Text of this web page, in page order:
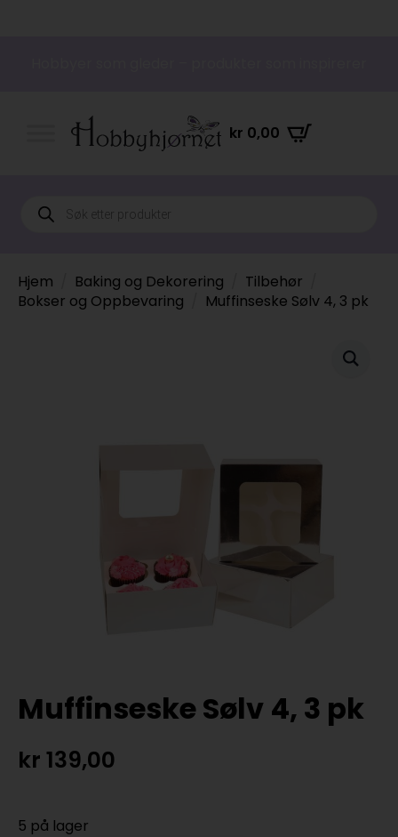
kr 0,00
Products
search
Hjem Baking og Dekorering
Tilbehør
Bokser og Oppbevaring
Muffinseske Sølv 4, 3 pk
Muffinseske Sølv 4, 3 pk
kr 139,00
5 på lager